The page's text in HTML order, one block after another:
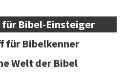
Bibel-Einsteiger
für Bibelkenner
Welt der Bibel